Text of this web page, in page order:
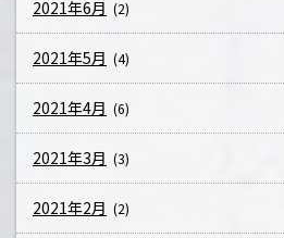
2021年6月 (2)
2021年5月 (4)
2021年4月 (6)
2021年3月 (3)
2021年2月 (2)